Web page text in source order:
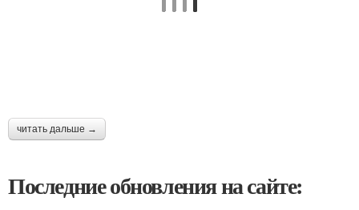
читать дальше →
Последние обновления на сайте: